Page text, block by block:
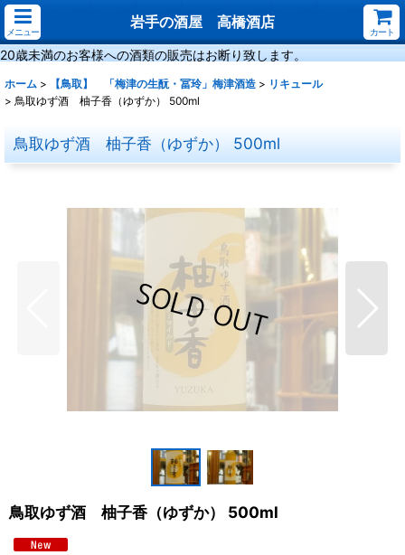
メニュー
岩手の酒屋 高橋酒店
カート
20歳未満のお客様への酒類の販売はお断り致します。
ホーム > 【鳥取】 「梅津の生酛・冨玲」梅津酒造 > リキュール
> 鳥取ゆず酒 柚子香（ゆずか） 500ml
鳥取ゆず酒 柚子香（ゆずか） 500ml
鳥取ゆず酒 柚子香（ゆずか） 500ml